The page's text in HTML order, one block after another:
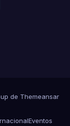
de Themeansar
Eventos